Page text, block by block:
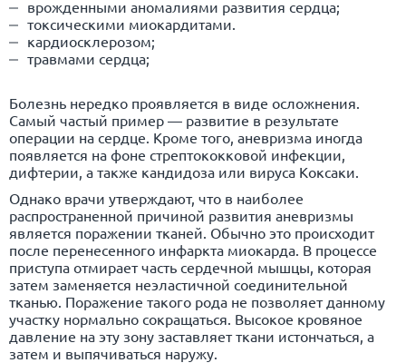
врожденными аномалиями развития сердца;
токсическими миокардитами.
кардиосклерозом;
травмами сердца;
Болезнь нередко проявляется в виде осложнения.
Самый частый пример — развитие в результате
операции на сердце. Кроме того, аневризма иногда
появляется на фоне стрептококковой инфекции,
дифтерии, а также кандидоза или вируса Коксаки.
Однако врачи утверждают, что в наиболее
распространенной причиной развития аневризмы
является поражении тканей. Обычно это происходит
после перенесенного инфаркта миокарда. В процессе
приступа отмирает часть сердечной мышцы, которая
затем заменяется неэластичной соединительной
тканью. Поражение такого рода не позволяет данному
участку нормально сокращаться. Высокое кровяное
давление на эту зону заставляет ткани истончаться, а
затем и выпячиваться наружу.